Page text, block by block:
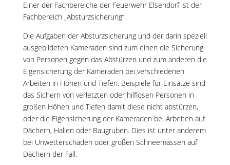
Einer der Fachbereiche der Feuerwehr Elsendorf ist der
Fachbereich „Absturzsicherung“.
Die Aufgaben der Absturzsicherung und der darin speziell
ausgebildeten Kameraden sind zum einen die Sicherung
von Personen gegen das Abstürzen und zum anderen die
Eigensicherung der Kameraden bei verschiedenen
Arbeiten in Höhen und Tiefen. Beispiele für Einsätze sind
das Sichern von verletzten oder hilflosen Personen in
großen Höhen und Tiefen damit diese nicht abstürzen,
oder die Eigensicherung der Kameraden bei Arbeiten auf
Dächern, Hallen oder Baugruben. Dies ist unter anderem
bei Unwetterschäden oder großen Schneemassen auf
Dächern der Fall.